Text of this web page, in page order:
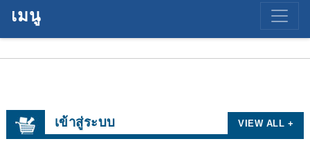
เมนู
เข้าสู่ระบบ VIEW ALL +